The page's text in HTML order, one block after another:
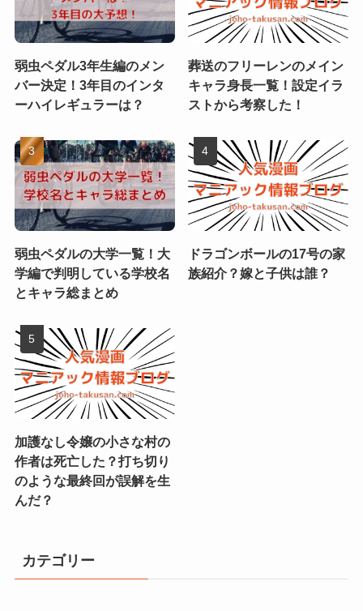
弱虫ペダル3年生編のメン
バー決定！3年目のインタ
ーハイレギュラーは？
葬送のフリーレンのメイン
キャラ身長一覧！設定イラ
ストから考察した！
弱虫ペダルの大学一覧！大
学編で判明している学校名
とキャラ総まとめ
ドラゴンボールの17号の家
族紹介？嫁と子供は誰？
加護なし令嬢の小さな村の
作者は死亡した？打ち切り
のような最終回が誤解を生
んだ？
カテゴリー